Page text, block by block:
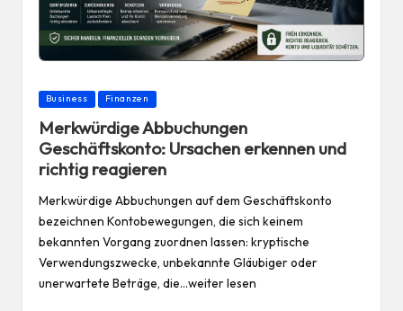
Posted
Business Finanzen
Merkwürdige Abbuchungen
Geschäftskonto: Ursachen erkennen und
richtig reagieren
Merkwürdige Abbuchungen auf dem Geschäftskonto
bezeichnen Kontobewegungen, die sich keinem
bekannten Vorgang zuordnen lassen: kryptische
Verwendungszwecke, unbekannte Gläubiger oder
unerwartete Beträge, die…weiter lesen